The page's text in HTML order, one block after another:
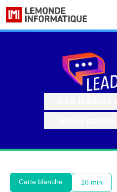
Carte blanche 16 min